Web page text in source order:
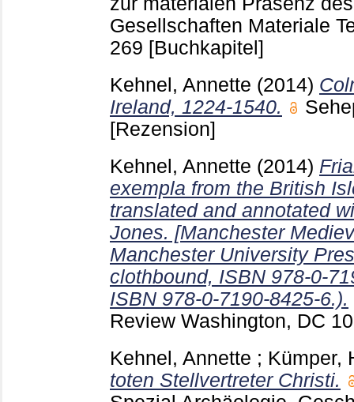
Gesellschaften Materiale
269 [Buchkapitel]
Kehnel, Annette (2014)
Ireland, 1224-1540.
[Rezension]
Kehnel, Annette (2014)
exempla from the British
translated and annotated
Jones. [Manchester
Manchester University
clothbound, ISBN 978-0-
ISBN 978-0-7190-8425-6.).
Review Washington, DC
Kehnel, Annette ; Kümper,
toten Stellvertreter Christi.